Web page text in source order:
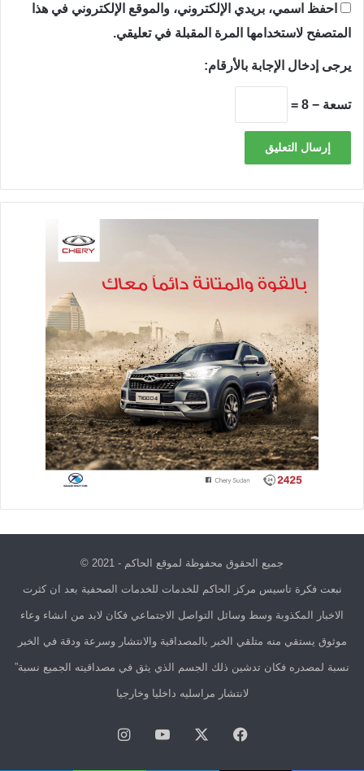
احفظ اسمي، بريدي الإلكتروني، والموقع الإلكتروني في هذا
المتصفح لاستخدامها المرة المقبلة في تعليقي.
يرجى إدخال الإجابة بالأرقام:
تسعة − 8 =
جميع الحقوق محفوظة لموقع الحاكم - 2021 ©
نبعت فكرة تاسيس مركز الحاكم للخدمات للخدمات الصحفية بعد ان كثرت
الاخبار المكذوبة وسط وسائل التواصل الاجتماعي فكان لابد من انشاء وعاء
موثوق يستقي منه متلقي الخبر بالمصداقية والانتشار وسرعة ودقة في الخبر
نسبة لمصدره فكان تدشين ذلك الجسم الذي يثق في مصداقيته الجميع نسبة”
لانتشار مراسليه داخليا وخارجيا
فيسبوك يوتيوبانستقرام